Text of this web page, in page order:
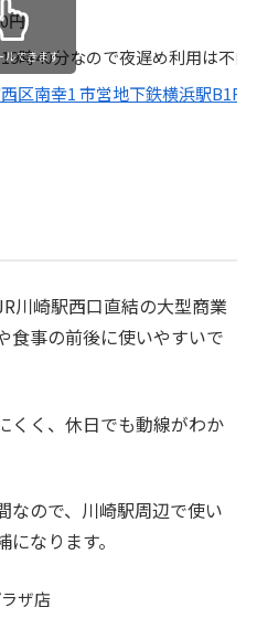
円
時40分なので夜遅め利用は不向
区南幸1 市営地下鉄横浜駅B1F
ルできます
川崎駅西口直結の大型商業
食事の前後に使いやすいで
くく、休日でも動線がわか
なので、川崎駅周辺で使い
なります。
ザ店